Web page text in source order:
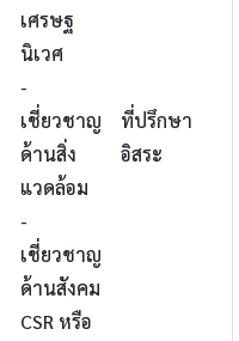
เศรษฐ
นิเวศ
-
เชี่ยวชาญ
ด้านสิ่ง
แวดล้อม
-
เชี่ยวชาญ
ด้านสังคม
CSR หรือ
ที่ปรึกษา
อิสระ